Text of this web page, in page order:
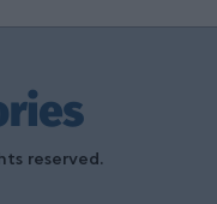
reserved.